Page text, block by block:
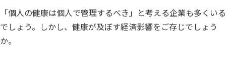
「個人の健康は個人で管理するべき」と考える企業も多くいる
でしょう。しかし、健康が及ぼす経済影響をご存じでしょう
か。